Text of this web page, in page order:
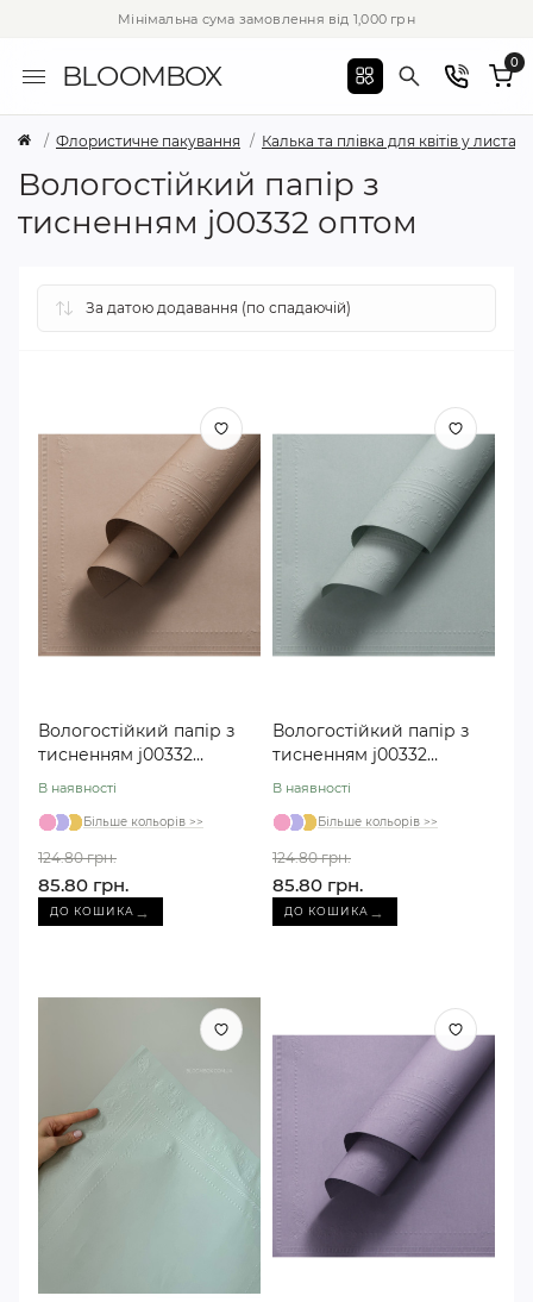
Мінімальна сума замовлення від 1,000 грн
BLOOMBOX 0
Флористичне пакування Калька та плівка для квітів у листах
Вологостійкий папір з
тисненням j00332 оптом
Вологостійкий папір з
тисненням j00332
темний беж №08
В наявності
Більше кольорів >>
124.80 грн.
85.80 грн.
ДО КОШИКА →
Вологостійкий папір з
тисненням j00332
мʼятний №07
В наявності
Більше кольорів >>
124.80 грн.
85.80 грн.
ДО КОШИКА →